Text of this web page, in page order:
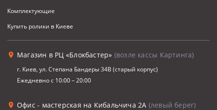
Комплектующие
Купить ролики в Киеве
Магазин в РЦ «Блокбастер» (возле кассы Картинга)
г. Киев, ул. Степана Бандеры 34В (старый корпус)
Ежедневно с 10:00 – 20:00
Офис - мастерская на Кибальчича 2А (левый берег)